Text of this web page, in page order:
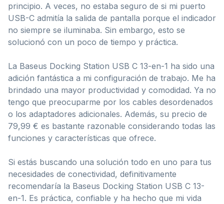
principio. A veces, no estaba seguro de si mi puerto
USB-C admitía la salida de pantalla porque el indicador
no siempre se iluminaba. Sin embargo, esto se
solucionó con un poco de tiempo y práctica.
La Baseus Docking Station USB C 13-en-1 ha sido una
adición fantástica a mi configuración de trabajo. Me ha
brindado una mayor productividad y comodidad. Ya no
tengo que preocuparme por los cables desordenados
o los adaptadores adicionales. Además, su precio de
79,99 € es bastante razonable considerando todas las
funciones y características que ofrece.
Si estás buscando una solución todo en uno para tus
necesidades de conectividad, definitivamente
recomendaría la Baseus Docking Station USB C 13-
en-1. Es práctica, confiable y ha hecho que mi vida